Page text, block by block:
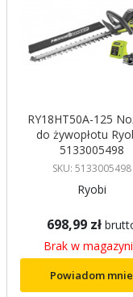
RY18HT50A-125
do żywopłotu
5133005498
SKU: 5133005498
Ryobi
698,99 zł
Brak w
Powiadom mnie